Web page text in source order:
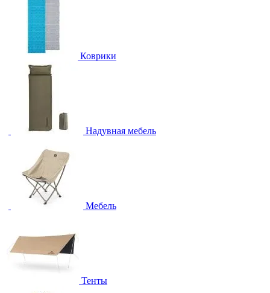
Коврики
Надувная мебель
Мебель
Тенты